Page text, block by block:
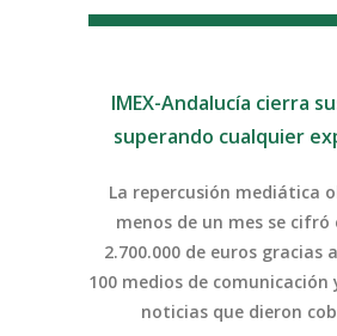
IMEX-Andalucía cierra
superando cualquier
La repercusión mediática
menos de un mes se cifró
2.700.000 de euros gracias
100 medios de comunicación
noticias que dieron